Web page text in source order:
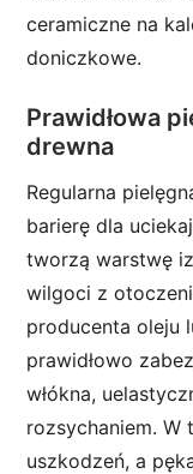
ceramiczne na
doniczkowe.
Prawidłowa
drewna
Regularna
barierę dla
tworzą warstwę
wilgoci z
producenta oleju
prawidłowo
włókna,
rozsychaniem. W
uszkodzeń, a